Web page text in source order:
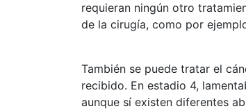
requieran ningún otro
de la cirugía, como por
También se puede tratar el
recibido. En estadio 4,
aunque sí existen diferentes